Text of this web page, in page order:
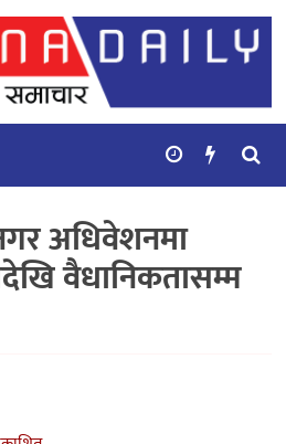
अधिवेशनमा
वैधानिकतासम्म